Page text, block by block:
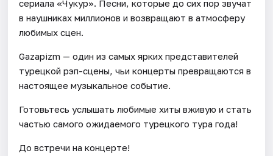
сериала «Чукур». Песни, которые до сих пор звучат
в наушниках миллионов и возвращают в атмосферу
любимых сцен.
Gazapizm — один из самых ярких представителей
турецкой рэп-сцены, чьи концерты превращаются в
настоящее музыкальное событие.
Готовьтесь услышать любимые хиты вживую и стать
частью самого ожидаемого турецкого тура года!
До встречи на концерте!